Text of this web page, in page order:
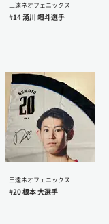
三遠ネオフェニックス
#14 湧川 颯斗選手
三遠ネオフェニックス
#20 根本 大選手